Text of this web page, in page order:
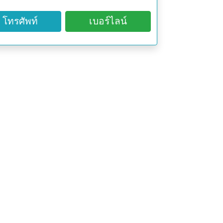
โรคผิวหนัง เป็นเม็ดขึ้น คล้ายผด คัน
ขับปัสสาวะ (แก้ปัสสาวะขัด)
โทรศัพท์ เบอร์ไลน์